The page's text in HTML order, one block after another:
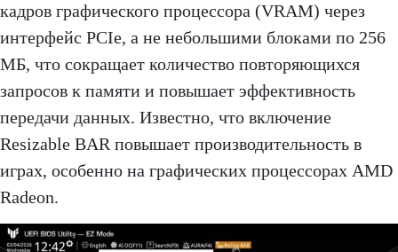
кадров графического процессора (VRAM) через
интерфейс PCIe, а не небольшими блоками по 256
МБ, что сокращает количество повторяющихся
запросов к памяти и повышает эффективность
передачи данных. Известно, что включение
Resizable BAR повышает производительность в
играх, особенно на графических процессорах AMD
Radeon.